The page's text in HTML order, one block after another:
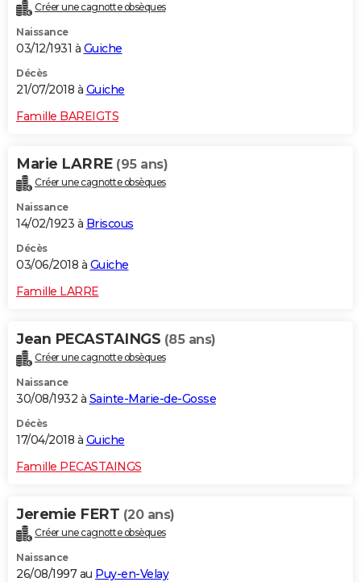
Créer une cagnotte obsèques
Naissance
03/12/1931 à Guiche
Décès
21/07/2018 à Guiche
Famille BAREIGTS
Marie LARRE (95 ans)
Créer une cagnotte obsèques
Naissance
14/02/1923 à Briscous
Décès
03/06/2018 à Guiche
Famille LARRE
Jean PECASTAINGS (85 ans)
Créer une cagnotte obsèques
Naissance
30/08/1932 à Sainte-Marie-de-Gosse
Décès
17/04/2018 à Guiche
Famille PECASTAINGS
Jeremie FERT (20 ans)
Créer une cagnotte obsèques
Naissance
26/08/1997 au Puy-en-Velay